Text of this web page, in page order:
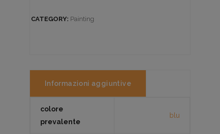
CATEGORY: Painting
Informazioni aggiuntive
colore
prevalente
blu